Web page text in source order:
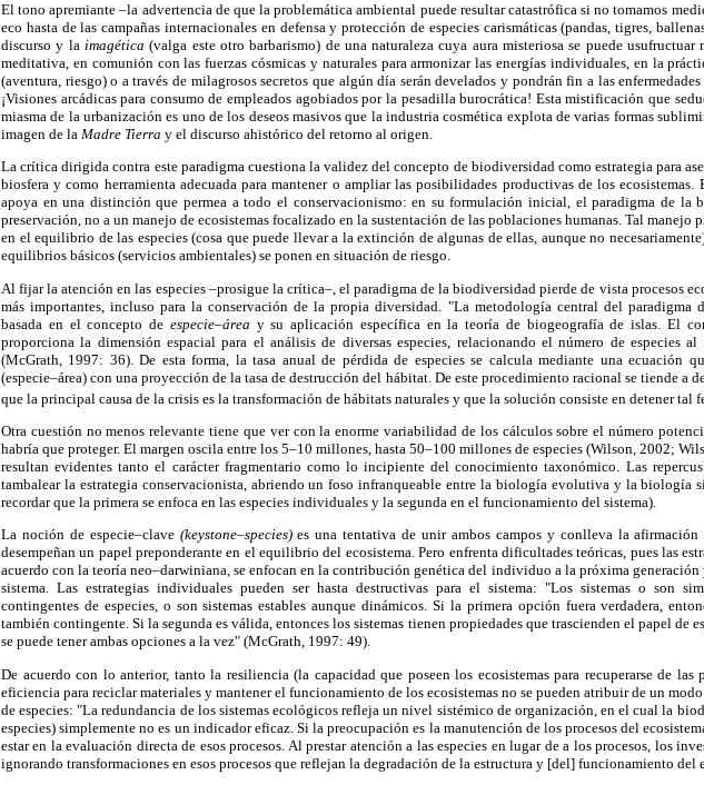
El tono apremiante –la advertencia de que la problemática ambiental puede resultar catastrófica si no tomamos
eco hasta de las campañas internacionales en defensa y protección de especies carismáticas (pandas, tigres,
discurso y la imagética (valga este otro barbarismo) de una naturaleza cuya aura misteriosa se puede usufructuar
meditativa, en comunión con las fuerzas cósmicas y naturales para armonizar las energías individuales, en la
(aventura, riesgo) o a través de milagrosos secretos que algún día serán develados y pondrán fin a las
¡Visiones arcádicas para consumo de empleados agobiados por la pesadilla burocrática! Esta mistificación que
miasma de la urbanización es uno de los deseos masivos que la industria cosmética explota de varias formas
imagen de la Madre Tierra y el discurso ahistórico del retorno al origen.
La crítica dirigida contra este paradigma cuestiona la validez del concepto de biodiversidad como estrategia para
biosfera y como herramienta adecuada para mantener o ampliar las posibilidades productivas de los ecosistemas.
apoya en una distinción que permea a todo el conservacionismo: en su formulación inicial, el paradigma de la
preservación, no a un manejo de ecosistemas focalizado en la sustentación de las poblaciones humanas. Tal manejo
en el equilibrio de las especies (cosa que puede llevar a la extinción de algunas de ellas, aunque no
equilibrios básicos (servicios ambientales) se ponen en situación de riesgo.
Al fijar la atención en las especies –prosigue la crítica–, el paradigma de la biodiversidad pierde de vista procesos
más importantes, incluso para la conservación de la propia diversidad. "La metodología central del paradigma
basada en el concepto de especie–área y su aplicación específica en la teoría de biogeografía de islas. El
proporciona la dimensión espacial para el análisis de diversas especies, relacionando el número de especies
(McGrath, 1997: 36). De esta forma, la tasa anual de pérdida de especies se calcula mediante una ecuación
(especie–área) con una proyección de la tasa de destrucción del hábitat. De este procedimiento racional se tiende a
que la principal causa de la crisis es la transformación de hábitats naturales y que la solución consiste en detener tal
Otra cuestión no menos relevante tiene que ver con la enorme variabilidad de los cálculos sobre el número
habría que proteger. El margen oscila entre los 5–10 millones, hasta 50–100 millones de especies (Wilson, 2002;
resultan evidentes tanto el carácter fragmentario como lo incipiente del conocimiento taxonómico. Las
tambalear la estrategia conservacionista, abriendo un foso infranqueable entre la biología evolutiva y la biología
recordar que la primera se enfoca en las especies individuales y la segunda en el funcionamiento del sistema).
La noción de especie–clave (keystone–species)es una tentativa de unir ambos campos y conlleva la afirmación
desempeñan un papel preponderante en el equilibrio del ecosistema. Pero enfrenta dificultades teóricas, pues las
acuerdo con la teoría neo–darwiniana, se enfocan en la contribución genética del individuo a la próxima
sistema. Las estrategias individuales pueden ser hasta destructivas para el sistema: "Los sistemas o son
contingentes de especies, o son sistemas estables aunque dinámicos. Si la primera opción fuera verdadera,
también contingente. Si la segunda es válida, entonces los sistemas tienen propiedades que trascienden el papel de
se puede tener ambas opciones a la vez" (McGrath, 1997: 49).
De acuerdo con lo anterior, tanto la resiliencia (la capacidad que poseen los ecosistemas para recuperarse de las
eficiencia para reciclar materiales y mantener el funcionamiento de los ecosistemas no se pueden atribuir de un
de especies: "La redundancia de los sistemas ecológicos refleja un nivel sistémico de organización, en el cual la
especies) simplemente no es un indicador eficaz. Si la preocupación es la manutención de los procesos del
estar en la evaluación directa de esos procesos. Al prestar atención a las especies en lugar de a los procesos, los
ignorando transformaciones en esos procesos que reflejan la degradación de la estructura y [del] funcionamiento del